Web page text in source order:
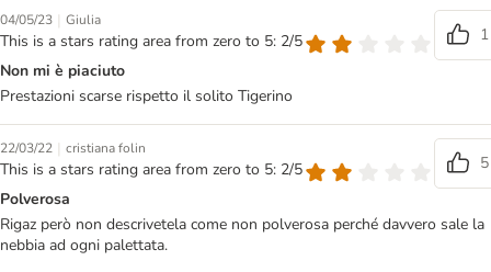
04/05/23 | Giulia
This is a stars rating area from zero to 5: 2/5
1
Non mi è piaciuto
Prestazioni scarse rispetto il solito Tigerino
22/03/22 | cristiana folin
This is a stars rating area from zero to 5: 2/5
5
Polverosa
Rigaz però non descrivetela come non polverosa perché davvero sale la
nebbia ad ogni palettata.